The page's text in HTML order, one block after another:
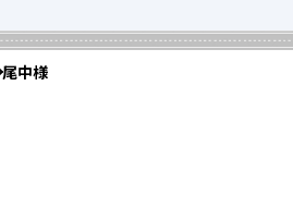
尾中様